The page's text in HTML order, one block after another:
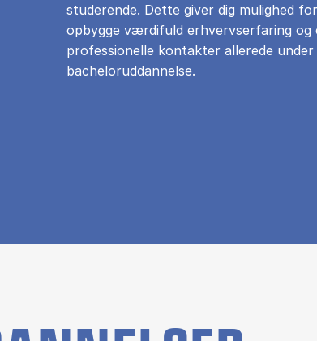
studerende. Dette giver dig mulighed
opbygge værdifuld erhvervserfaring og
professionelle kontakter allerede under
bacheloruddannelse.